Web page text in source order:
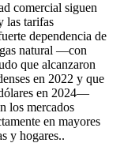
comercial siguen
las tarifas
dependencia de
natural —con
que alcanzaron
en 2022 y que
en 2024—
los mercados
en mayores
y hogares..